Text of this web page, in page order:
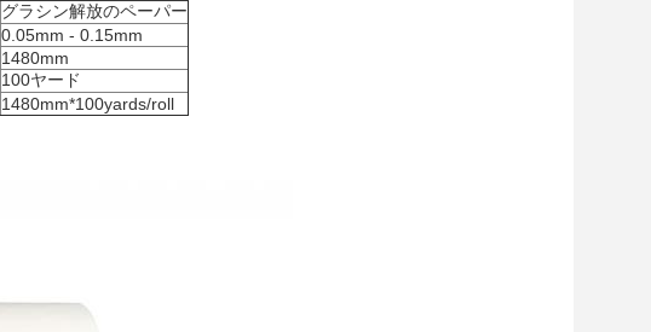
グラシン解放のペーパー
0.05mm - 0.15mm
1480mm
100ヤード
1480mm*100yards/roll